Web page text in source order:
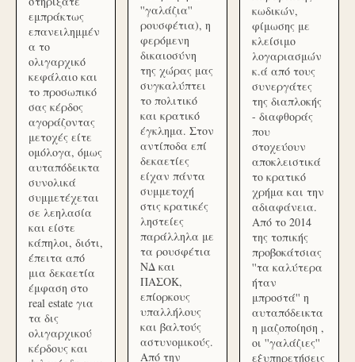
εμπράκτως
επανειλημμέν
α το
ολιγαρχικό
κεφάλαιο και
το προσωπικό
σας κέρδος
αγοράζοντας
μετοχές είτε
ομόλογα, όμως
αυταπόδεικτα
συνολικά
συμμετέχεται
σε λεηλασία
και είστε
κάπηλοι, διότι,
έπειτα από
μια δεκαετία
έμφαση στο
real estate για
τα δις
ολιγαρχικού
κέρδους και
''γαλάζια''
ρουσφέτια), η
φερόμενη
δικαιοσύνη
της χώρας μας
συγκαλύπτει
το πολιτικό
και κρατικό
έγκλημα. Στον
αντίποδα επί
δεκαετίες
είχαν πάντα
συμμετοχή
στις κρατικές
ληστείες
παράλληλα με
τα ρουσφέτια
ΝΔ και
ΠΑΣΟΚ,
επίορκους
υπαλλήλους
και βαλτούς
αστυνομικούς.
Από την
κωδικών,
φίμωσης με
κλείσιμο
λογαριασμών
κ.ά από τους
συνεργάτες
της διαπλοκής
- διαφθοράς
που
στοχεύουν
αποκλειστικά
το κρατικό
χρήμα και την
αδιαφάνεια.
Από το 2014
της τοπικής
προβοκάτσιας
''τα καλύτερα
ήταν
μπροστά'' η
αυταπόδεικτα
η μαζοποίηση ,
οι ''γαλάζιες''
εξυπηρετήσεις